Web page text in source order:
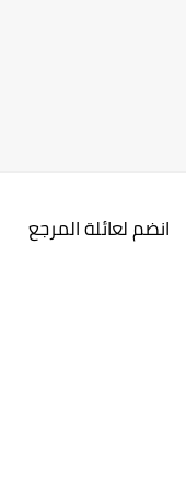
انضم لعائلة المرجع